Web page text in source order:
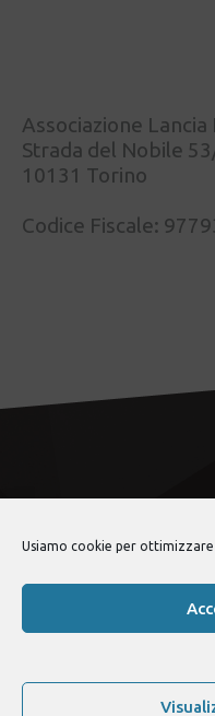
Usiamo cookie per
Associazione Lancia
Strada del Nobile
10131 Torino
Codice Fiscale: